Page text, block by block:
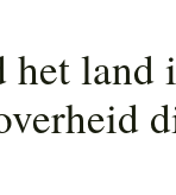
het land